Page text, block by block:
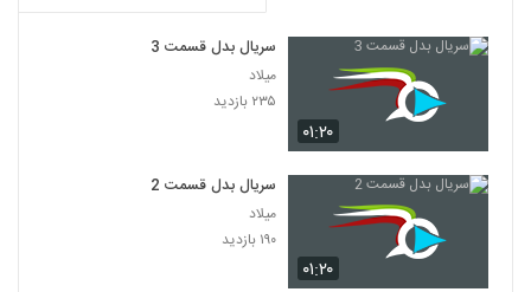
۰۱:۲۰
سریال بدل قسمت 3
میلاد
۲۳۵ بازدید
۰۱:۲۰
سریال بدل قسمت 2
میلاد
۱۹۰ بازدید